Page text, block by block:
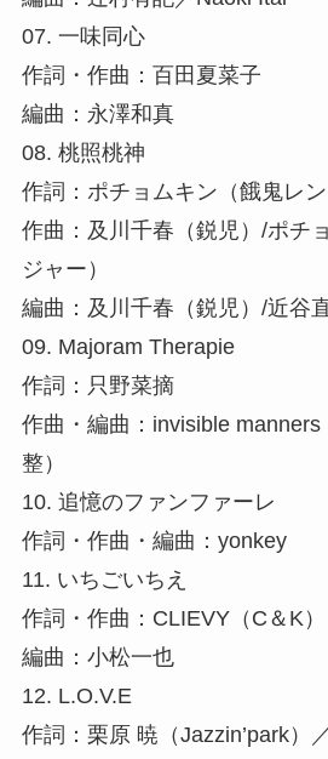
07. 一味同心
作詞・作曲：百田夏菜子
編曲：永澤和真
08. 桃照桃神
作詞：ポチョムキン（餓鬼レン
作曲：及川千春（鋭児）/ポチ
ジャー）
編曲：及川千春（鋭児）/近谷
09. Majoram Therapie
作詞：只野菜摘
作曲・編曲：invisible manners
整）
10. 追憶のファンファーレ
作詞・作曲・編曲：yonkey
11. いちごいちえ
作詞・作曲：CLIEVY（C＆K）
編曲：小松一也
12. L.O.V.E
作詞：栗原 暁（Jazzin’park）